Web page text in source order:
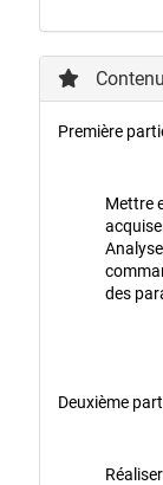
Contenu
Première
Mettre
des
Deuxième